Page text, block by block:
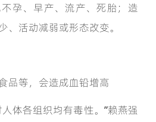
孕、早产、流产、死胎；造
、活动减弱或形态改变。
等，会造成血铅增高
各组织均有毒性。”赖燕强